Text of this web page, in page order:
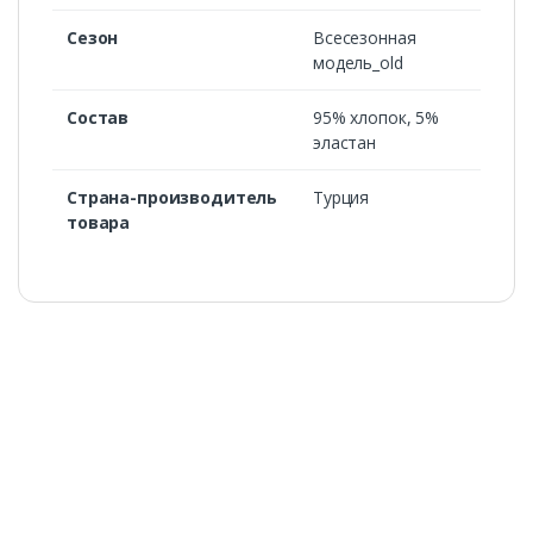
Сезон
Всесезонная
модель_old
Состав
95% хлопок, 5%
эластан
Страна-производитель
товара
Турция